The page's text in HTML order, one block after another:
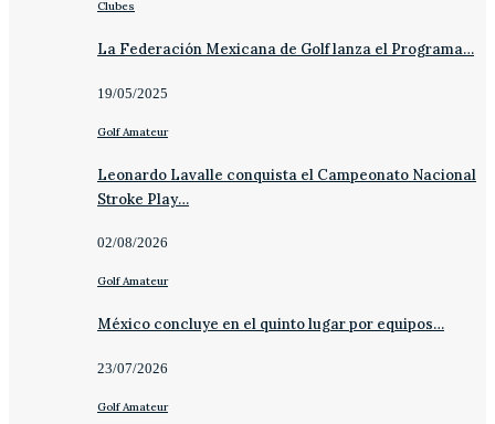
Clubes
La Federación Mexicana de Golf lanza el Programa…
19/05/2025
Golf Amateur
Leonardo Lavalle conquista el Campeonato Nacional
Stroke Play…
02/08/2026
Golf Amateur
México concluye en el quinto lugar por equipos…
23/07/2026
Golf Amateur